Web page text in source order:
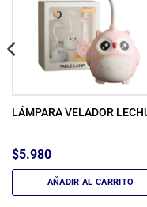
LÁMPARA VELADOR
$5.980
AÑADIR AL CARRITO